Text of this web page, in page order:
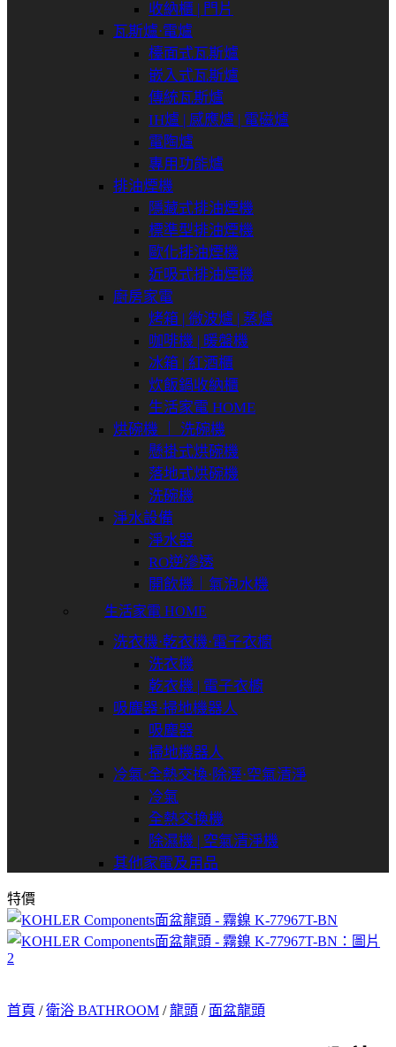
收納櫃 | 門片
瓦斯爐⋅電爐
檯面式瓦斯爐
嵌入式瓦斯爐
傳統瓦斯爐
IH爐 | 感應爐 | 電磁爐
電陶爐
專用功能爐
排油煙機
隱藏式排油煙機
標準型排油煙機
歐化排油煙機
近吸式排油煙機
廚房家電
烤箱 | 微波爐 | 蒸爐
咖啡機 | 暖盤機
冰箱 | 紅酒櫃
炊飯鍋收納櫃
生活家電 HOME
烘碗機 ｜ 洗碗機
懸掛式烘碗機
落地式烘碗機
洗碗機
淨水設備
淨水器
RO逆滲透
開飲機｜氣泡水機
生活家電 HOME
洗衣機⋅乾衣機⋅電子衣櫥
洗衣機
乾衣機 | 電子衣櫥
吸塵器⋅掃地機器人
吸塵器
掃地機器人
冷氣⋅全熱交換⋅除溼⋅空氣清淨
冷氣
全熱交換機
除濕機 | 空氣清淨機
其他家電及用品
特價
首頁 / 衛浴 BATHROOM / 龍頭 / 面盆龍頭